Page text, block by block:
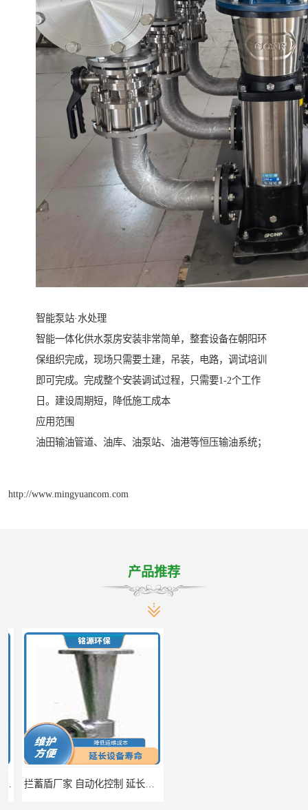
智能泵站·水处理
智能一体化供水泵房安装非常简单，整套设备在朝阳环
保组织完成，现场只需要土建，吊装，电路，调试培训
即可完成。完成整个安装调试过程，只需要1-2个工作
日。建设周期短，降低施工成本
应用范围
油田输油管道、油库、油泵站、油港等恒压输油系统；
http://www.mingyuancom.com
产品推荐
拦蓄盾厂家 自动化控制 延长其使用寿命